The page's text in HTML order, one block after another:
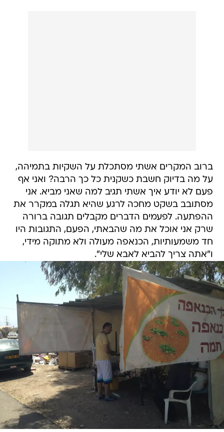
ברוב המקרים אשתי מסתכלת על השקיות בתמיהה,
על מה בדיוק חשבת כשקנית כל כך הרבה? ואני אף
פעם לא יודע איך אשתי תגיב למה שאני מביא. אני
מסתובב בשקט מחכה לרגע שהיא תגלה במקרר את
ההפתעה. לפעמים הדברים מקבלים תגובה ברורה
שרק אני אוכל את מה שהבאתי, הפעם, התגובות היו
חד משמעותיות, הכנאפה מעולה ולא מתוקה מידי,
ו"אתה צריך להביא לאבא שלי".